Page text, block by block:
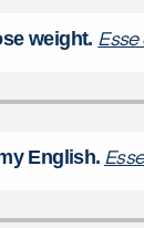
weight.
English.